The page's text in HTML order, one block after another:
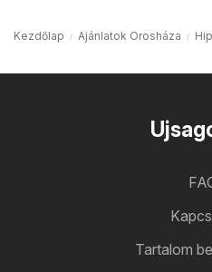
Kezdőlap Ajánlatok Orosháza
Tartalom